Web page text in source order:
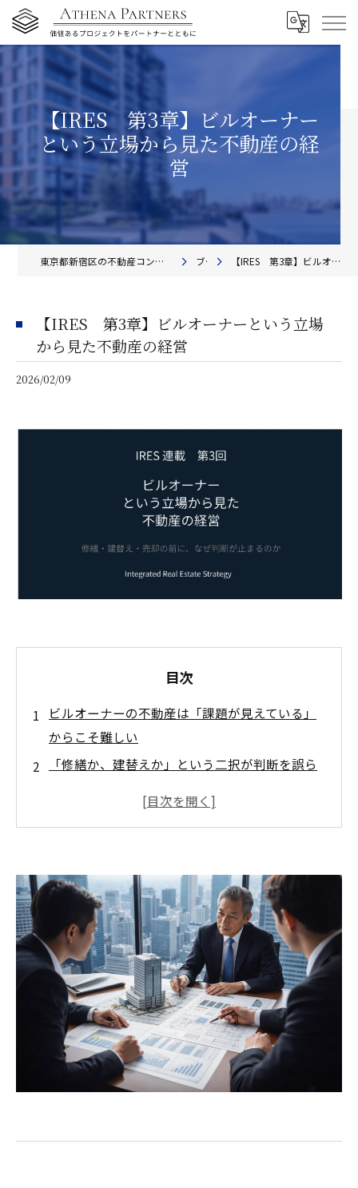
【IRES 第3章】ビルオーナー
という立場から見た不動産の経
営
東京都新宿区の不動産コンサルティングならアテナ・パートナーズ株式会社 ブログ 【IRES 第3章】ビルオーナーという立場から見た不動産の経営
【IRES 第3章】ビルオーナーという立場
から見た不動産の経営
2026/02/09
目次
ビルオーナーの不動産は「課題が見えている」
からこそ難しい
「修繕か、建替えか」という二択が判断を誤ら
ビルオーナー不動産における「事業」と「資
ビルオーナーに必要なのは「全体像の再設計」
IRES(Integrated Real Estate Strategy)によるビ
ルオーナー不動産の統合的把握
判断できる状態をつくることの重要性
まとめ
次回予告
IRES(Integrated Real Estate Strategy)に関する
個別相談のご案内